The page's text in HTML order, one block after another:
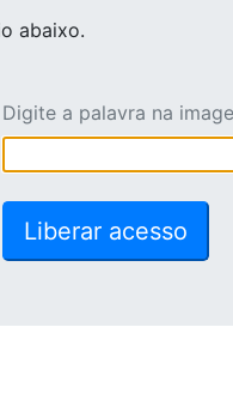
abaixo.
Digite a palavra na